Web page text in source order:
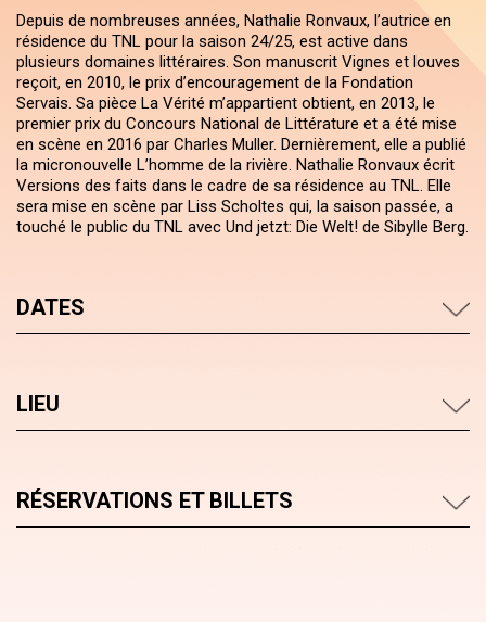
Depuis de nombreuses années, Nathalie Ronvaux, l’autrice en
résidence du TNL pour la saison 24/25, est active dans
plusieurs domaines littéraires. Son manuscrit Vignes et louves
reçoit, en 2010, le prix d’encouragement de la Fondation
Servais. Sa pièce La Vérité m’appartient obtient, en 2013, le
premier prix du Concours National de Littérature et a été mise
en scène en 2016 par Charles Muller. Dernièrement, elle a publié
la micronouvelle L’homme de la rivière. Nathalie Ronvaux écrit
Versions des faits dans le cadre de sa résidence au TNL. Elle
sera mise en scène par Liss Scholtes qui, la saison passée, a
touché le public du TNL avec Und jetzt: Die Welt! de Sibylle Berg.
DATES
LIEU
RÉSERVATIONS ET BILLETS